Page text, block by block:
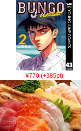
¥770 (+385pt)